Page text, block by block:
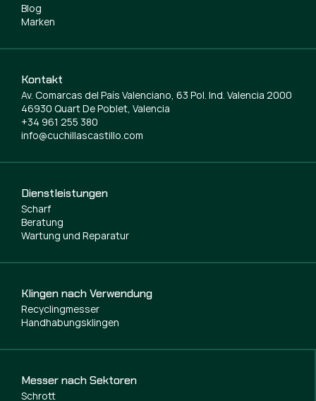
Dienstleistungen
Scharf
Beratung
Wartung und Reparatur
Klingen nach Verwendung
Recyclingmesser
Handhabungsklingen
Messer nach Sektoren
Schrott
Blog
Marken
Kontakt
Av. Comarcas del País Valenciano, 63 Pol. Ind. Valencia 2000
46930 Quart De Poblet, Valencia
+34 961 255 380
info@cuchillascastillo.com